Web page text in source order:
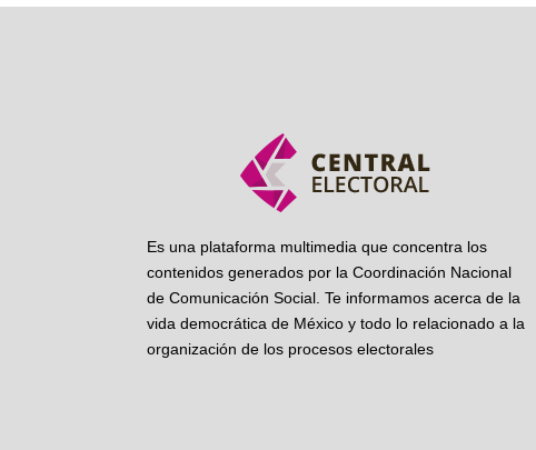
Es una plataforma multimedia que concentra los
contenidos generados por la Coordinación Nacional
de Comunicación Social. Te informamos acerca de la
vida democrática de México y todo lo relacionado a la
organización de los procesos electorales